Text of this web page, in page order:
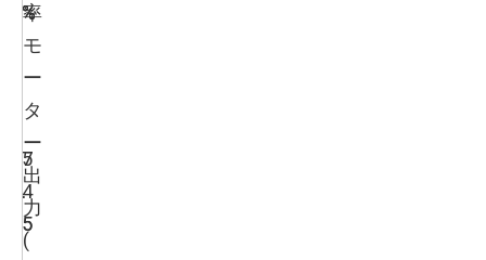
率
%
%
%
モ
ー
タ
ー
出
力
(
4
5
.
5
7
.
5